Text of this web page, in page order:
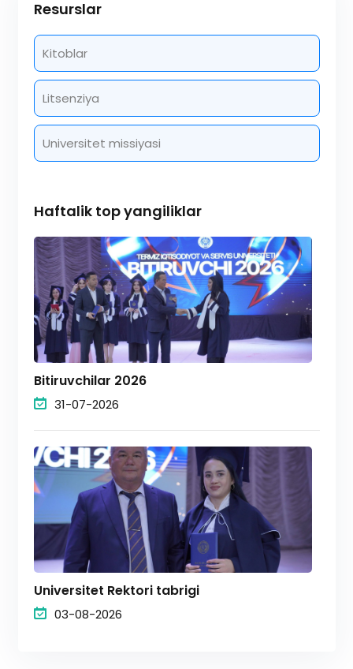
Resurslar
Kitoblar
Litsenziya
Universitet missiyasi
Haftalik top yangiliklar
Bitiruvchilar 2026
31-07-2026
Universitet Rektori tabrigi
03-08-2026